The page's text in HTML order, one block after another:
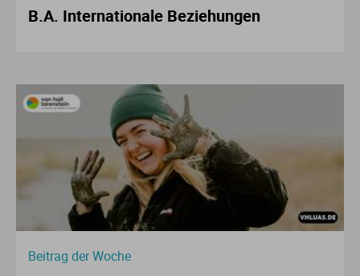
B.A. Internationale Beziehungen
Beitrag der Woche